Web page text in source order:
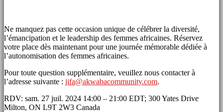
Ne manquez pas cette occasion unique de célébrer la diversité,
l’émancipation et le leadership des femmes africaines. Réservez
votre place dès maintenant pour une journée mémorable dédiée à
l’autonomisation des femmes africaines.
Pour toute question supplémentaire, veuillez nous contacter à
l’adresse suivante : jifa@akwabacommunity.com.
RDV: sam. 27 juil. 2024 14:00 – 21:00 EDT; 300 Yates Drive
Milton, ON L9T 2W3 Canada